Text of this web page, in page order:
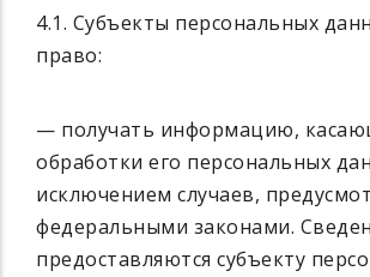
4.1. Субъекты персональных
право:
— получать информацию,
обработки его персональных
исключением случаев,
федеральными законами.
предоставляются субъекту